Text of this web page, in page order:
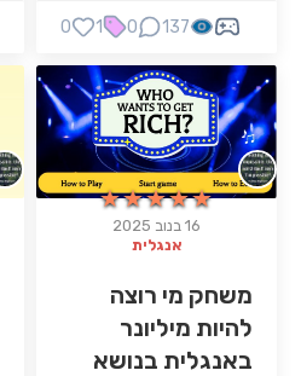
137
0
1
0
★★★★★
★★★★★
16 בנוב 2025
אנגלית
משחק מי רוצה
להיות מיליונר
באנגלית בנושא